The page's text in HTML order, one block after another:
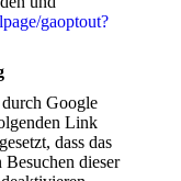
gaoptout?
Google
Link
dass das
dieser